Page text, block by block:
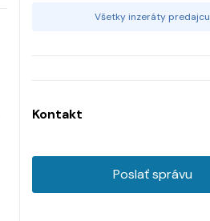
Všetky inzeráty predajcu
Kontakt
Poslať správu